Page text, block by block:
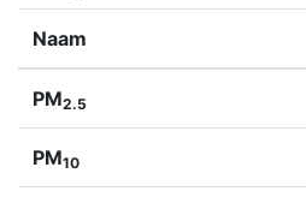
Naam
PM2.5
PM10